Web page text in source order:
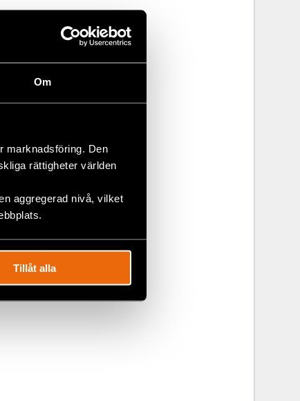
Om
marknadsföring. Den
rättigheter världen
aggregerad nivå, vilket
Tillåt alla